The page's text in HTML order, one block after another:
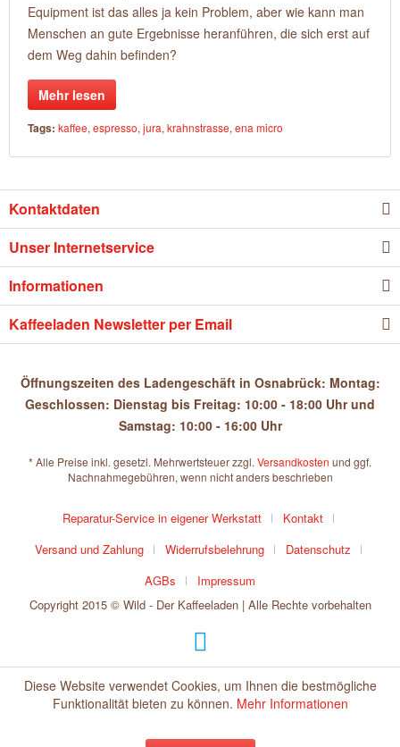
Equipment ist das alles ja kein Problem, aber wie kann man
Menschen an gute Ergebnisse heranführen, die sich erst auf
dem Weg dahin befinden?
Mehr lesen
Tags: kaffee, espresso, jura, krahnstrasse, ena micro
Kontaktdaten
Unser Internetservice
Informationen
Kaffeeladen Newsletter per Email
Öffnungszeiten des Ladengeschäft in Osnabrück: Montag:
Geschlossen: Dienstag bis Freitag: 10:00 - 18:00 Uhr und
Samstag: 10:00 - 16:00 Uhr
* Alle Preise inkl. gesetzl. Mehrwertsteuer zzgl. Versandkosten und ggf.
Nachnahmegebühren, wenn nicht anders beschrieben
Reparatur-Service in eigener Werkstatt
Kontakt
Versand und Zahlung
Widerrufsbelehrung
Datenschutz
AGBs
Impressum
Copyright 2015 © Wild - Der Kaffeeladen | Alle Rechte vorbehalten
Diese Website verwendet Cookies, um Ihnen die bestmögliche
Funktionalität bieten zu können. Mehr Informationen